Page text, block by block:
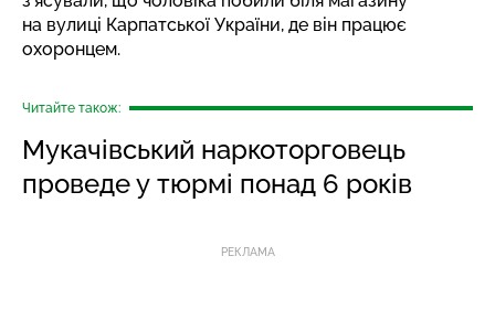
на вулиці Карпатської України, де він працює
охоронцем.
Читайте також:
Мукачівський наркоторговець
проведе у тюрмі понад 6 років
РЕКЛАМА